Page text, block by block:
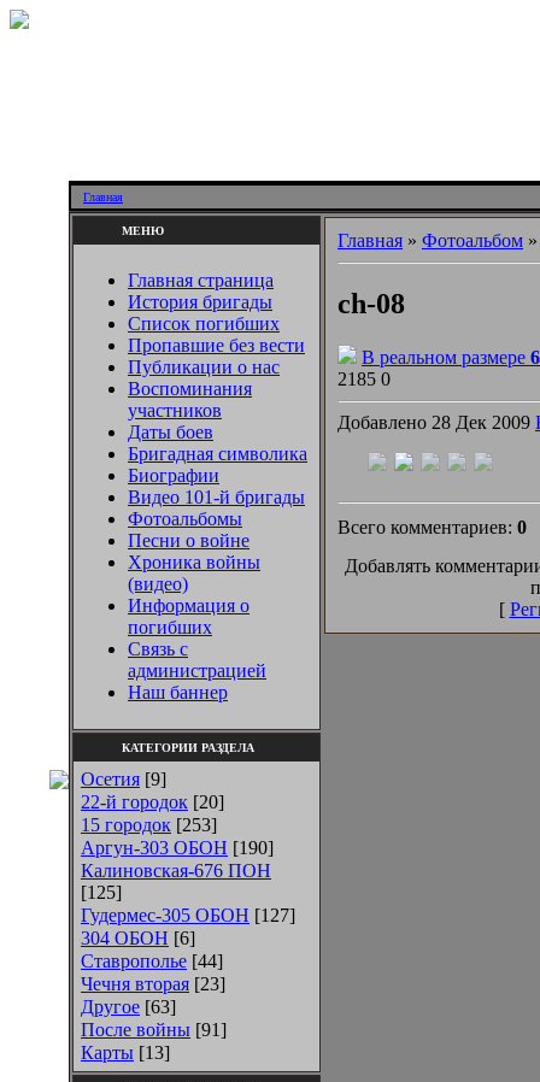
Главная
МЕНЮ
Главная страница
История бригады
Список погибших
Пропавшие без вести
Публикации о нас
Воспоминания
участников
Даты боев
Бригадная символика
Биографии
Видео 101-й бригады
Фотоальбомы
Песни о войне
Хроника войны
(видео)
Информация о
погибших
Связь с
администрацией
Наш баннер
КАТЕГОРИИ РАЗДЕЛА
Осетия [9]
22-й городок [20]
15 городок [253]
Аргун-303 ОБОН [190]
Калиновская-676 ПОН
[125]
Гудермес-305 ОБОН [127]
304 ОБОН [6]
Ставрополье [44]
Чечня вторая [23]
Другое [63]
После войны [91]
Карты [13]
Главная » Фотоальбом
ch-08
В реальном размере
2185 0
Добавлено 28 Дек 2009
Всего комментариев: 0
Добавлять
[